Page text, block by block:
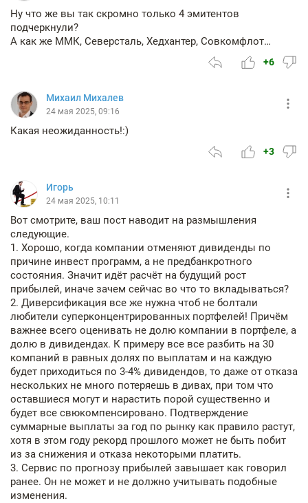
Ну что же вы так скромно только 4 эмитентов
подчеркнули?
А как же ММК, Северсталь, Хедхантер, Совкомфлот…
+6
Михаил Михалев
24 мая 2025, 09:16
Какая неожиданность!:)
+3
Игорь
24 мая 2025, 10:11
Вот смотрите, ваш пост наводит на размышления
следующие.
1. Хорошо, когда компании отменяют дивиденды по
причине инвест программ, а не предбанкротного
состояния. Значит идёт расчёт на будущий рост
прибылей, иначе зачем сейчас во что то вкладываться?
2. Диверсификация все же нужна чтоб не болтали
любители суперконцентрированных портфелей! Причём
важнее всего оценивать не долю компании в портфеле, а
долю в дивидендах. К примеру все все разбить на 30
компаний в равных долях по выплатам и на каждую
будет приходиться по 3-4% дивидендов, то даже от отказа
нескольких не много потеряешь в дивах, при том что
оставшиеся могут и нарастить порой существенно и
будет все свюкомпенсировано. Подтверждение
суммарные выплаты за год по рынку как правило растут,
хотя в этом году рекорд прошлого может не быть побит
из за снижения и отказа некоторыми платить.
3. Сервис по прогнозу прибылей завышает как говорил
ранее. Он не может и не должно учитывать подобные
изменения.